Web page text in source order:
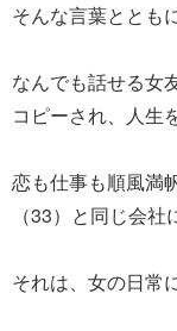
そんな言葉とともに
なんでも話せる女
コピーされ、人生
恋も仕事も順風満
（33）と同じ会
それは、女の日常